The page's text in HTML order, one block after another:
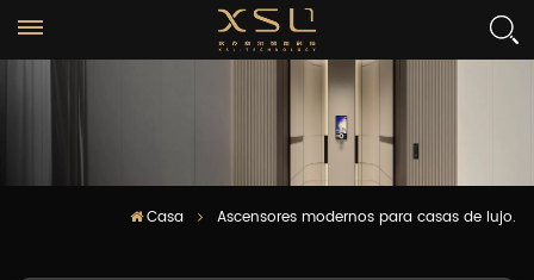
Casa Ascensores modernos para casas de lujo.